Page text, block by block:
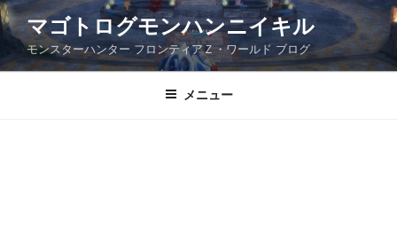
コ
ン
ン
マゴトログモンハンニイキル
モンスターハンター フロンティアＺ・ワールド ブログ
メニュー